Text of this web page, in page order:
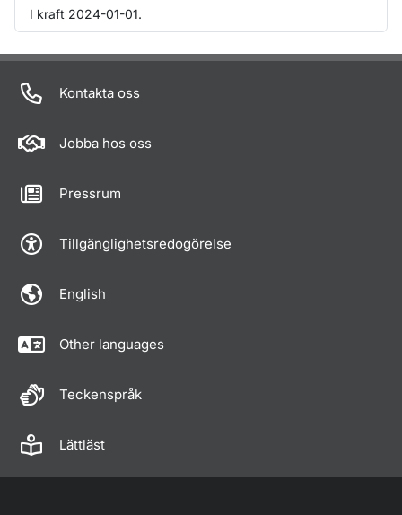
I kraft 2024-01-01.
Om sidan
Kontakta oss
Jobba hos oss
Pressrum
Tillgänglighetsredogörelse
English
Other languages
Teckenspråk
Lättläst